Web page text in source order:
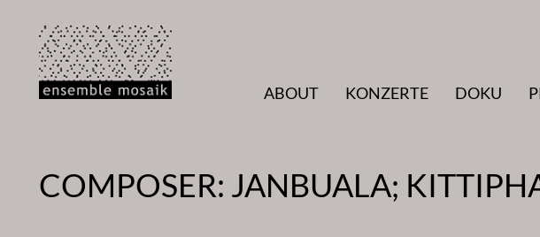
Inhalt
springen
ABOUT
KONZERTE DOKU
COMPOSER: JANBUALA;